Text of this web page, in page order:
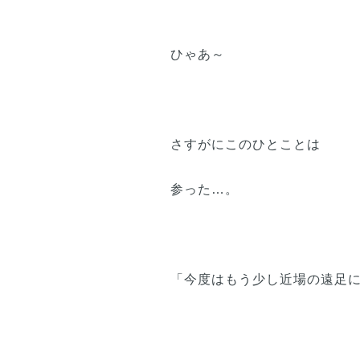
ひゃあ～
さすがにこのひとことは
参った…。
「今度はもう少し近場の遠足